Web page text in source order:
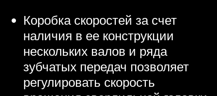
Коробка скоростей за счет
наличия в ее конструкции
нескольких валов и ряда
зубчатых передач позволяет
регулировать скорость